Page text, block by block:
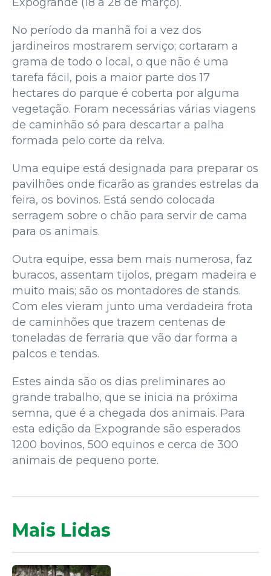
No período da manhã foi a vez dos
jardineiros mostrarem serviço; cortaram a
grama de todo o local, o que não é uma
tarefa fácil, pois a maior parte dos 17
hectares do parque é coberta por alguma
vegetação. Foram necessárias várias viagens
de caminhão só para descartar a palha
formada pelo corte da relva.
Uma equipe está designada para preparar os
pavilhões onde ficarão as grandes estrelas da
feira, os bovinos. Está sendo colocada
serragem sobre o chão para servir de cama
para os animais.
Outra equipe, essa bem mais numerosa, faz
buracos, assentam tijolos, pregam madeira e
muito mais; são os montadores de stands.
Com eles vieram junto uma verdadeira frota
de caminhões que trazem centenas de
toneladas de ferraria que vão dar forma a
palcos e tendas.
Estes ainda são os dias preliminares ao
grande trabalho, que se inicia na próxima
semna, que é a chegada dos animais. Para
esta edição da Expogrande são esperados
1200 bovinos, 500 equinos e cerca de 300
animais de pequeno porte.
Mais Lidas